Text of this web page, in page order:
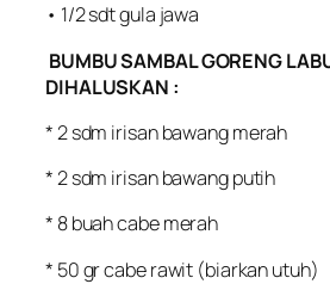
• 1/2 sdt gula jawa
BUMBU SAMBAL GORENG
DIHALUSKAN :
* 2 sdm irisan bawang merah
* 2 sdm irisan bawang putih
* 8 buah cabe merah
* 50 gr cabe rawit (biarkan utuh)